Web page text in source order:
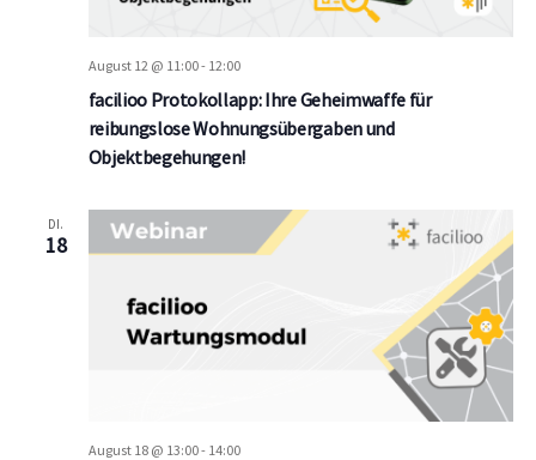
August 12 @ 11:00- 12:00
facilioo Protokollapp: Ihre Geheimwaffe für
reibungslose Wohnungsübergaben und
Objektbegehungen!
DI.
18
August 18 @ 13:00- 14:00